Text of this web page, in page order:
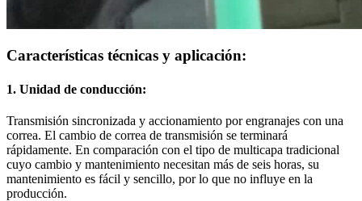
Características técnicas y aplicación:
1. Unidad de conducción:
Transmisión sincronizada y accionamiento por engranajes con una
correa. El cambio de correa de transmisión se terminará
rápidamente. En comparación con el tipo de multicapa tradicional
cuyo cambio y mantenimiento necesitan más de seis horas, su
mantenimiento es fácil y sencillo, por lo que no influye en la
producción.